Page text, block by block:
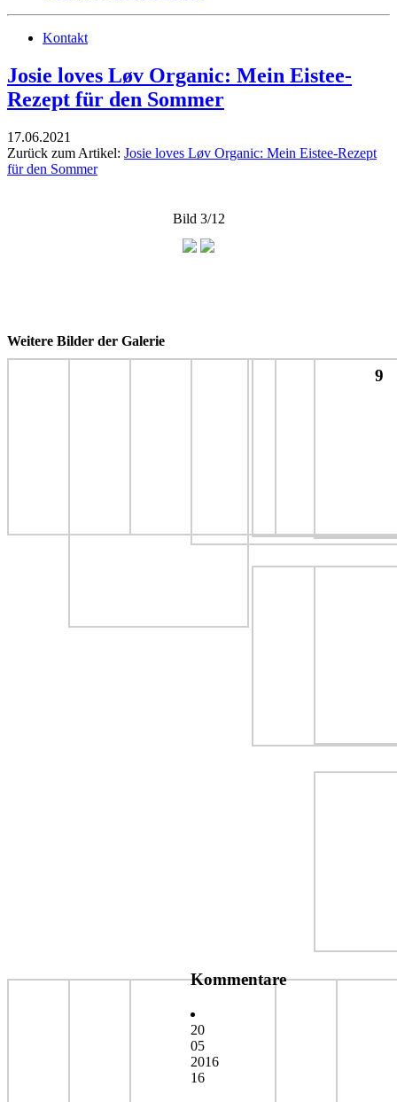
Kontakt
Josie loves Løv Organic: Mein Eistee-
Rezept für den Sommer
17.06.2021
Zurück zum Artikel: Josie loves Løv Organic: Mein Eistee-Rezept
für den Sommer
Bild 3/12
Weitere Bilder der Galerie
9
Kommentare
20
05
2016
16